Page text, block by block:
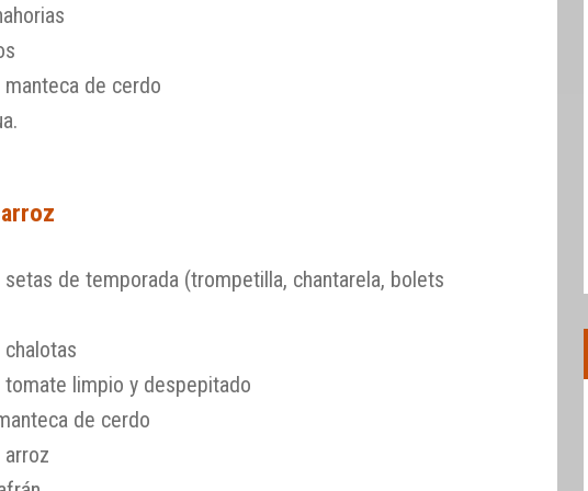
de cerdo
de temporada (trompetilla, chantarela, bolets
limpio y despepitado
de cerdo